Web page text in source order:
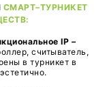
СМАРТ–ТУРНИКЕТ
IP –
считыватель,
в турникет в